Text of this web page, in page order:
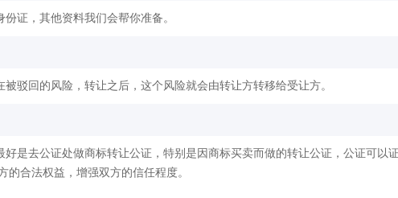
证，其他资料我们会帮你准备。
驳回的风险，转让之后，这个风险就会由转让方转移给受让方。
是去公证处做商标转让公证，特别是因商标买卖而做的转让公证，公证可以
合法权益，增强双方的信任程度。